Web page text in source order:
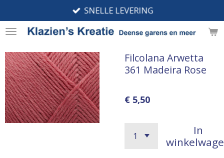
direct
naar
hoofdinhoud
SNELLE LEVERING
Filcolana Arwetta
361 Madeira Rose
€ 5,50
In